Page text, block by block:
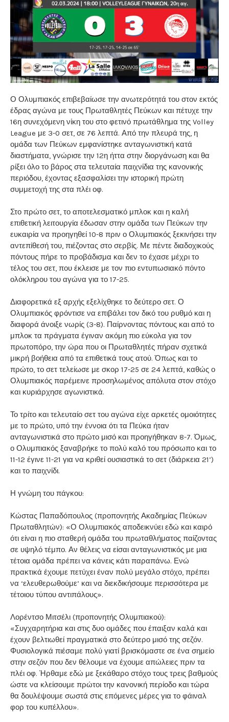
Ο Ολυμπιακός επιβεβαίωσε την ανωτερότητά του στον εκτός
έδρας αγώνα με τους Πρωταθλητές Πεύκων και πέτυχε την
16η συνεχόμενη νίκη του στο φετινό πρωτάθλημα της Volley
League με 3-0 σετ, σε 76 λεπτά. Από την πλευρά της, η
ομάδα των Πεύκων εμφανίστηκε ανταγωνιστική κατά
διαστήματα, γνώρισε την 12η ήττα στην διοργάνωση και θα
ρίξει όλο το βάρος στα τελευταία παιχνίδια της κανονικής
περιόδου, έχοντας εξασφαλίσει την ιστορική πρώτη
συμμετοχή της στα πλέι οφ.
Στο πρώτο σετ, το αποτελεσματικό μπλοκ και η καλή
επιθετική λειτουργία έδωσαν στην ομάδα των Πεύκων την
ευκαιρία να προηγηθεί 10-8 πριν ο Ολυμπιακός ξεκινήσει την
αντεπίθεσή του, πιέζοντας στο σερβίς. Με πέντε διαδοχικούς
πόντους πήρε το προβάδισμα και δεν το έχασε μέχρι το
τέλος του σετ, που έκλεισε με τον πιο εντυπωσιακό πόντο
ολόκληρου του αγώνα για το 17-25.
Διαφορετικά εξ αρχής εξελίχθηκε το δεύτερο σετ. Ο
Ολυμπιακός φρόντισε να επιβάλει τον δικό του ρυθμό και η
διαφορά άνοιξε νωρίς (3-8). Παίρνοντας πόντους και από το
μπλοκ τα πράγματα έγιναν ακόμη πιο εύκολα για τον
πρωτοπόρο, την ώρα που οι Πρωταθλητές πήραν σχετικά
μικρή βοήθεια από τα επιθετικά τους ατού. Όπως και το
πρώτο, το σετ τελείωσε με σκορ 17-25 σε 24 λεπτά, καθώς ο
Ολυμπιακός παρέμεινε προσηλωμένος απόλυτα στον στόχο
και κυριάρχησε αγωνιστικά.
Το τρίτο και τελευταίο σετ του αγώνα είχε αρκετές ομοιότητες
με το πρώτο, υπό την έννοια ότι τα Πεύκα ήταν
ανταγωνιστικά στο πρώτο μισό και προηγήθηκαν 8-7. Όμως,
ο Ολυμπιακός ξαναβρήκε το πολύ καλό του πρόσωπο και το
11-12 έγινε 11-21 για να κριθεί ουσιαστικά το σετ (διάρκεια 21’)
και το παιχνίδι.
Η γνώμη του πάγκου:
Κώστας Παπαδόπουλος (προπονητής Ακαδημίας Πεύκων
Πρωταθλητών): «Ο Ολυμπιακός αποδεικνύει εδώ και καιρό
ότι είναι η πιο σταθερή ομάδα του πρωταθλήματος παίζοντας
σε υψηλό τέμπο. Αν θέλεις να είσαι ανταγωνιστικός με μια
τέτοια ομάδα πρέπει να κάνεις κάτι παραπάνω. Ενώ
πρακτικά έχουμε πετύχει έναν πολύ μεγάλο στόχο, πρέπει
να ‘ελευθερωθούμε’ και να διεκδικήσουμε περισσότερα με
τέτοιου τύπου αντιπάλους».
Λορέντσο Μιτσέλι (προπονητής Ολυμπιακού):
«Συγχαρητήρια και στις δυο ομάδες που έπαιξαν καλά και
έχουν βελτιωθεί πραγματικά στο δεύτερο μισό της σεζόν.
Φυσιολογικά πιέσαμε πολύ γιατί βρισκόμαστε σε ένα σημείο
στην σεζόν που δεν θέλουμε να έχουμε απώλειες πριν τα
πλέι οφ. Ήρθαμε εδώ με ξεκάθαρο στόχο τους τρεις βαθμούς
ώστε να κλείσουμε πρώτοι την κανονική περίοδο και τώρα
θα δουλέψουμε σωστά στις επόμενες μέρες για το φάιναλ
φορ του κυπέλλου».